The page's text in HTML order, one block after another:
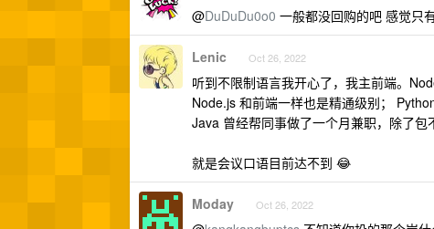
@DuDuDu0o0 一般都没回购的吧 感觉只
Lenic Oct 26, 2022
听到不限制语言我开心了，我主前端。
Node.js 和前端一样也是精通级别；
Java 曾经帮同事做了一个月兼职，除了包
就是会议口语目前达不到 😂
Moday Oct 26, 2022